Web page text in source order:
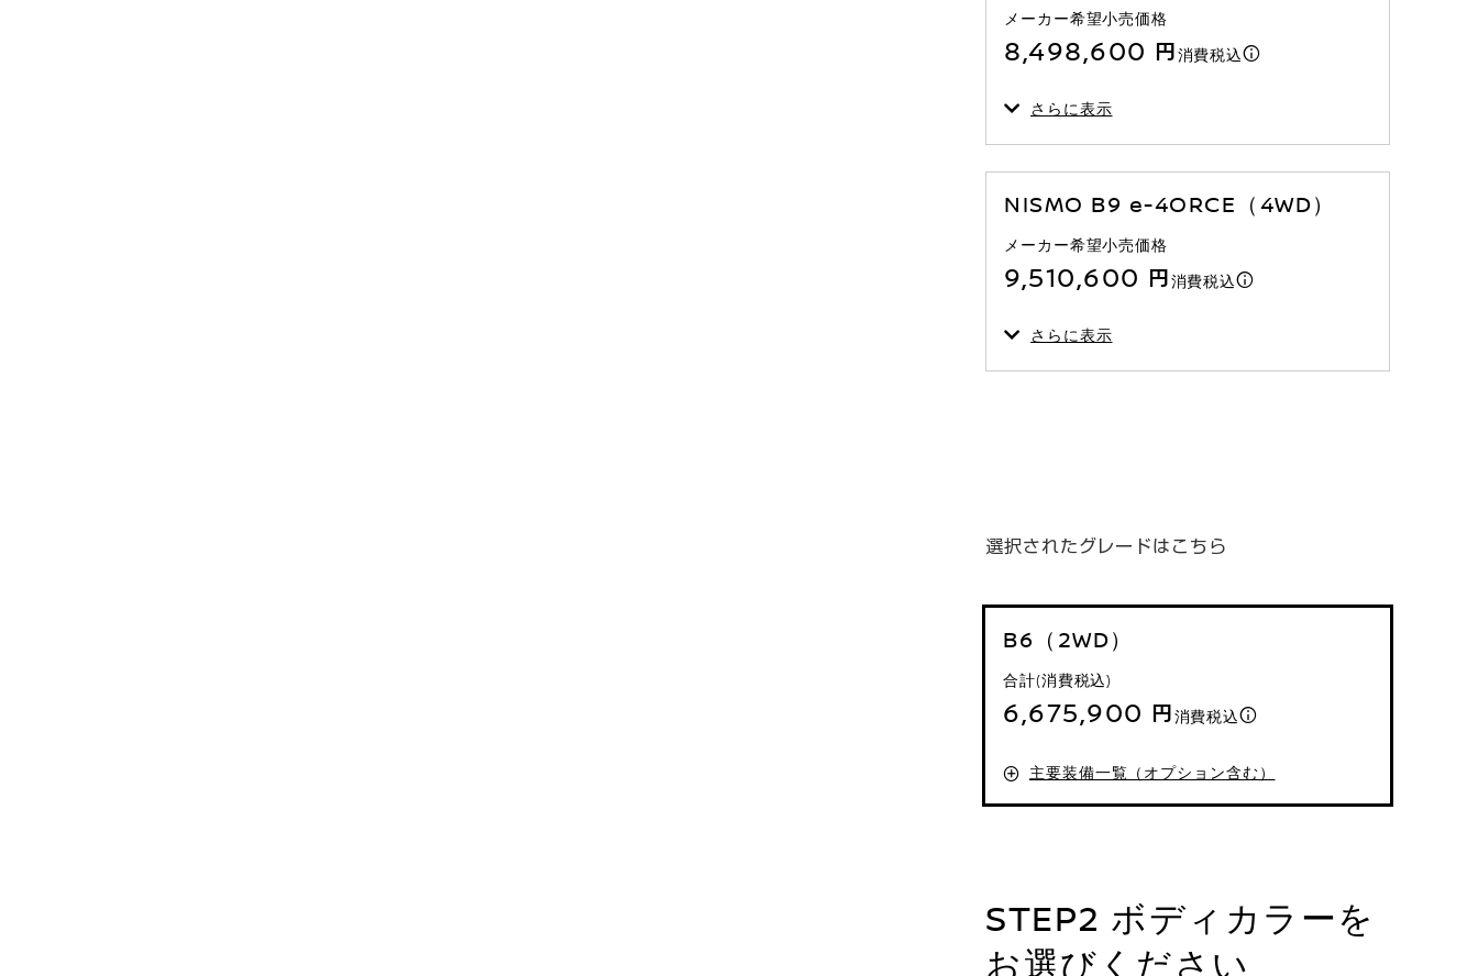
メーカー希望小売価格
8,498,600 円消費税込
さらに表示
NISMO B9 e-4ORCE（4WD）
メーカー希望小売価格
9,510,600 円消費税込
さらに表示
選択されたグレードはこちら
B6（2WD）
合計(消費税込)
6,675,900 円消費税込
主要装備一覧（オプション含む）
STEP2 ボディカラーを
お選びください